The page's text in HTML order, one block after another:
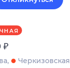
₽
Черкизовская